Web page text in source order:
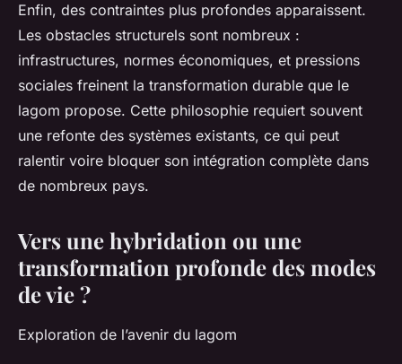
Enfin, des contraintes plus profondes apparaissent.
Les obstacles structurels sont nombreux :
infrastructures, normes économiques, et pressions
sociales freinent la transformation durable que le
lagom propose. Cette philosophie requiert souvent
une refonte des systèmes existants, ce qui peut
ralentir voire bloquer son intégration complète dans
de nombreux pays.
Vers une hybridation ou une
transformation profonde des modes
de vie ?
Exploration de l’avenir du lagom